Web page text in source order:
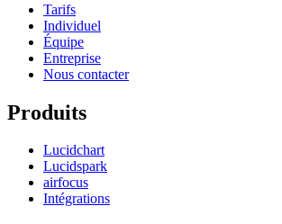
Tarifs
Individuel
Équipe
Entreprise
Nous contacter
Produits
Lucidchart
Lucidspark
airfocus
Intégrations